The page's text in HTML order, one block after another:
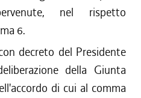
nel rispetto
6.
decreto del Presidente
della Giunta
di cui al comma